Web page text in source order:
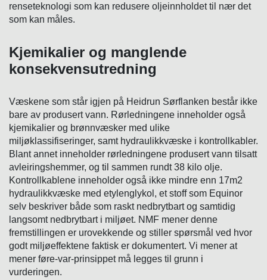
renseteknologi som kan redusere oljeinnholdet til nær det
som kan måles.
Kjemikalier og manglende
konsekvensutredning
Væskene som står igjen på Heidrun Sørflanken består ikke
bare av produsert vann. Rørledningene inneholder også
kjemikalier og brønnvæsker med ulike
miljøklassifiseringer, samt hydraulikkvæske i kontrollkabler.
Blant annet inneholder rørledningene produsert vann tilsatt
avleiringshemmer, og til sammen rundt 38 kilo olje.
Kontrollkablene inneholder også ikke mindre enn 17m2
hydraulikkvæske med etylenglykol, et stoff som Equinor
selv beskriver både som raskt nedbrytbart og samtidig
langsomt nedbrytbart i miljøet. NMF mener denne
fremstillingen er urovekkende og stiller spørsmål ved hvor
godt miljøeffektene faktisk er dokumentert. Vi mener at
mener føre-var-prinsippet må legges til grunn i
vurderingen.